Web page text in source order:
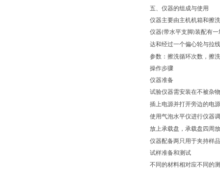
五、 仪器的组成与使用
仪器主要由主机机箱和擦
仪器(带水平支脚)装配有一
达和经过一个偏心轮与拉
参数：擦洗循环次数，擦
操作步骤
仪器准备
试验仪器需安装在不被杂
插上电源并打开旁边的电
使用气泡水平仪进行仪器
放上承载盘，承载盘四周
仪器配备两只用于夹持样
试样准备和测试
不同的材料相对应不同的